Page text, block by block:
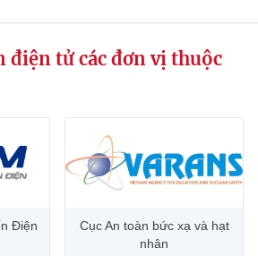
SCIENCE AND TECHNOLOGY
học và Công nghệ (MST)
Nguyễn Thị Hải Hằng
thông Khoa học và Công nghệ.
TTĐT - 18 Nguyễn Du, TP. Hà Nội
điện tử các đơn vị thuộc
Điện
Cục An toàn bức xạ và hạt
nhân